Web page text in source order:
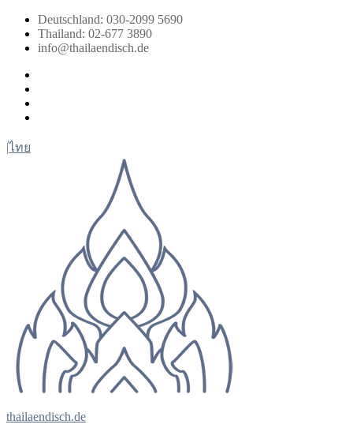
Zum
Inhalt
springen
Deutschland: 030-2099 5690
Thailand: 02-677 3890
info@thailaendisch.de
|ไทย
thailaendisch.de